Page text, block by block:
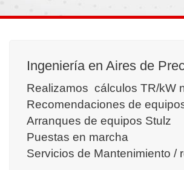
Ingeniería en Aires de
Realizamos cálculos TR/kW
Recomendaciones de
Arranques de equipos Stulz
Puestas en marcha
Servicios de Mantenimiento /